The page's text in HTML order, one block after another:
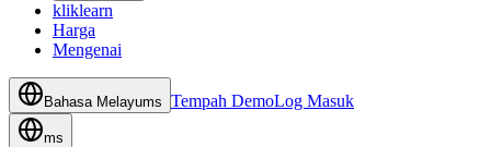
kliklearn
Harga
Mengenai
Bahasa Melayums Tempah DemoLog Masuk
ms